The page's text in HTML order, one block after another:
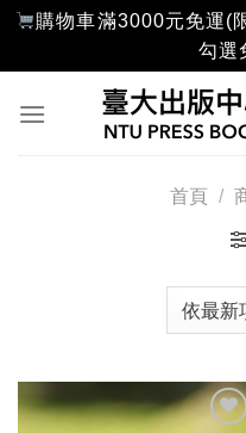
購物車滿3000元免運(
勾選
首頁 /